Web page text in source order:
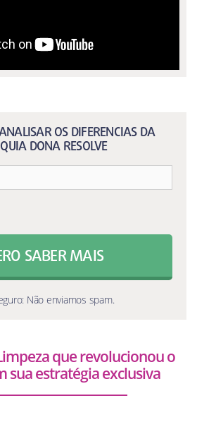
OS DIFERENCIAS DA
DONA RESOLVE
SABER MAIS
Não enviamos spam.
que revolucionou o
sua estratégia exclusiva